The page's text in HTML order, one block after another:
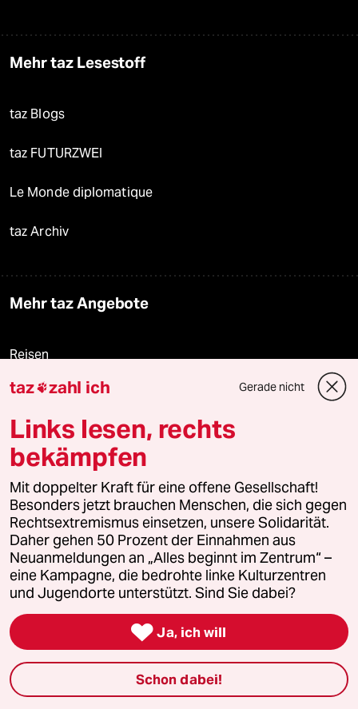
Mehr taz Lesestoff
taz Blogs
taz FUTURZWEI
Le Monde diplomatique
taz Archiv
Mehr taz Angebote
Reisen
Kantine
Shop
Fragen & Hilfe
Feedback
Aboservice
ePaper Login
taz zahl ich Gerade nicht
Links lesen, rechts
bekämpfen
Mit doppelter Kraft für eine offene Gesellschaft!
Besonders jetzt brauchen Menschen, die sich gegen
Rechtsextremismus einsetzen, unsere Solidarität.
Daher gehen 50 Prozent der Einnahmen aus
Neuanmeldungen an „Alles beginnt im Zentrum“ –
eine Kampagne, die bedrohte linke Kulturzentren
und Jugendorte unterstützt. Sind Sie dabei?
 Ja, ich will
Schon dabei!